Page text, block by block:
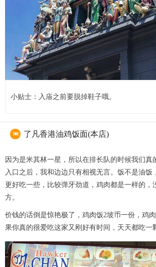
小贴士：入庙之前要脱掉鞋子哦。
 了凡香港油鸡饭面(本店)
因为是米其林一星，所以在排长队的时候我们真
入口之后，我和边边只有相视无言。饭不是油饭
更好吃一些，比较弹牙劲道，鸡肉都是一样的，
方。
价钱的话倒是惊艳极了，鸡肉饭2坡币一份，鸡
果你真的很爱吃这家又刚好有时间，天天都吃一